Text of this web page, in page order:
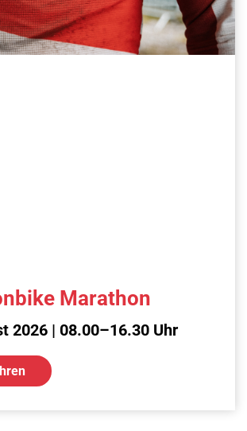
Marathon
2026 | 08.00–16.30 Uhr